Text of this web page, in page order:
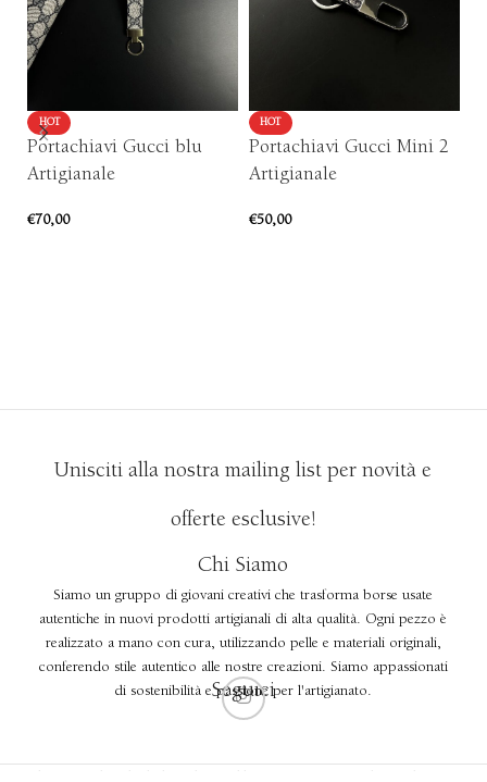
HOT
Portachiavi Gucci blu
Artigianale
€70,00
HOT
Portachiavi Gucci Mini 2
Artigianale
€50,00
Unisciti alla nostra mailing list per novità e
offerte esclusive!
Chi Siamo
Siamo un gruppo di giovani creativi che trasforma borse usate
autentiche in nuovi prodotti artigianali di alta qualità. Ogni pezzo è
realizzato a mano con cura, utilizzando pelle e materiali originali,
conferendo stile autentico alle nostre creazioni. Siamo appassionati
di sostenibilità e passione per l'artigianato.
Seguici